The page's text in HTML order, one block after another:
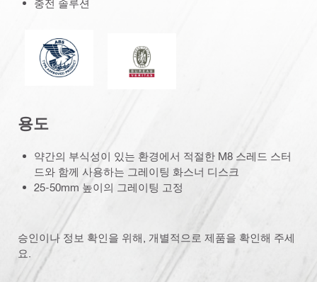
미국선급협회 뷰로베리타스
용도
약간의 부식성이 있는 환경에서 적절한 M8 스레드 스터
드와 함께 사용하는 그레이팅 화스너 디스크
25-50mm 높이의 그레이팅 고정
승인이나 정보 확인을 위해, 개별적으로 제품을 확인해 주세
요.